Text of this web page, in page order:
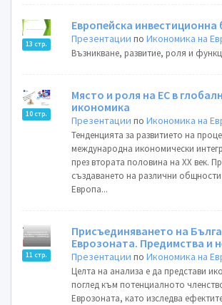
13 стр.
Европейска инвестиционна
Презентации поИкономика на
Възникване, развитие, роля и
10 стр.
Място и роля на ЕС в
икономика
Презентации поИкономика на
Тенденцията за развитието на
международна икономически
през втората половина на ХХ век.
създаването на различни
Европа...
11 стр.
Присъединяването на
Еврозоната. Предимства и
Презентации поИкономика на
Целта на анализа е да представи
поглед към потенциалното
Еврозоната, като изследва